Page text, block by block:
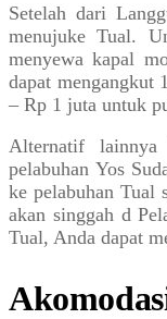
Setelah dari
menujuke Tual.
menyewa kapal
dapat mengangkut
– Rp 1 juta untuk
Alternatif
pelabuhan Yos
ke pelabuhan Tual
akan singgah d
Tual, Anda dapat